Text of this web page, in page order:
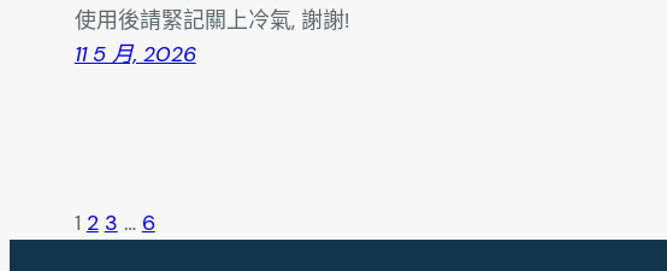
使用後請緊記關上冷氣, 謝謝!
11 5 月, 2026
1 2 3 … 6